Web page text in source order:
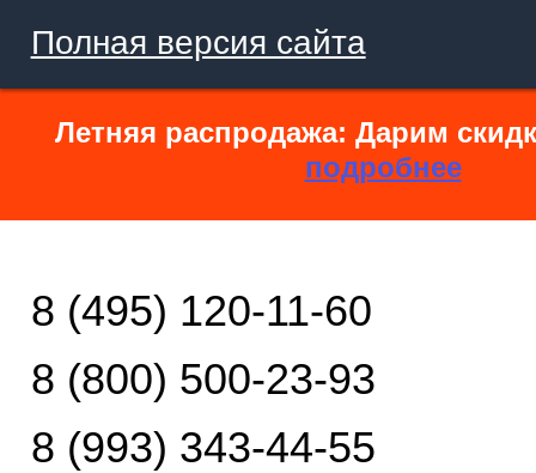
Полная версия сайта
Летняя распродажа: Дарим
подробнее
8 (495) 120-11-60
8 (800) 500-23-93
8 (993) 343-44-55